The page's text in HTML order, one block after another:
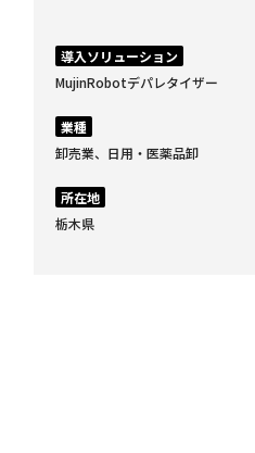
導入ソリューション
MujinRobotデパレタイザー
業種
卸売業、日用・医薬品卸
所在地
栃木県